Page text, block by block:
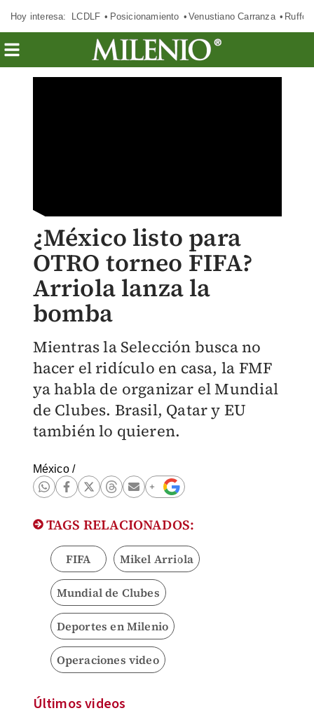
Hoy interesa: LCDLF Posicionamiento Venustiano Carranza Ruffo
¿México listo para
OTRO torneo FIFA?
Arriola lanza la
bomba
Mientras la Selección busca no
hacer el ridículo en casa, la FMF
ya habla de organizar el Mundial
de Clubes. Brasil, Qatar y EU
también lo quieren.
México/
TAGS RELACIONADOS:
FIFA Mikel Arriola
Mundial de Clubes
Deportes en Milenio
Operaciones video
Últimos videos